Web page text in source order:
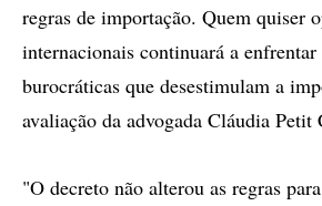
regras de importação. Quem quiser
internacionais continuará a enfrentar
burocráticas que desestimulam a
avaliação da advogada Cláudia Petit
"O decreto não alterou as regras